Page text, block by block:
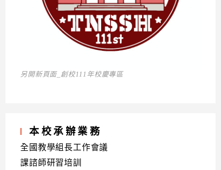
另開新頁面_創校111年校慶專區
本校承辦業務
全國教學組長工作會議
課諮師研習培訓